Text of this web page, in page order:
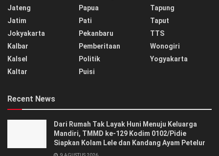
Jateng
Jatim
Jokyakarta
Kalbar
Kalsel
Kaltar
Papua
Pati
Pekanbaru
Pemberitaan
Politik
Puisi
Tapung
Taput
TTS
Wonogiri
Yogyakarta
Recent News
Dari Rumah Tak Layak Huni Menuju Keluarga
Mandiri, TMMD ke-129 Kodim 0102/Pidie
Siapkan Kolam Lele dan Kandang Ayam Petelur